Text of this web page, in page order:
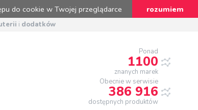
do cookie w Twojej przeglądarce rozumiem
i dodatków
Ponad
1100
znanych marek
Obecnie w serwisie
386 916
dostępnych produktów